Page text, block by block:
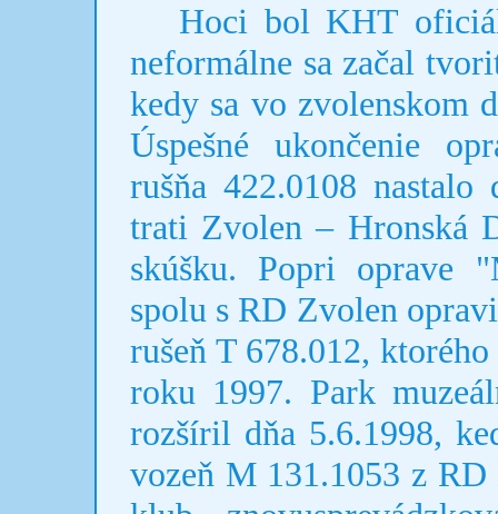
Hoci bol KHT
neformálne sa začal
kedy sa vo zvolenskom
Úspešné ukončenie
rušňa 422.0108
trati Zvolen – Hronská
skúšku. Popri oprave
spolu s RD Zvolen
rušeň T 678.012,
roku 1997. Park
rozšíril dňa 5.6.1998,
vozeň M 131.1053 z